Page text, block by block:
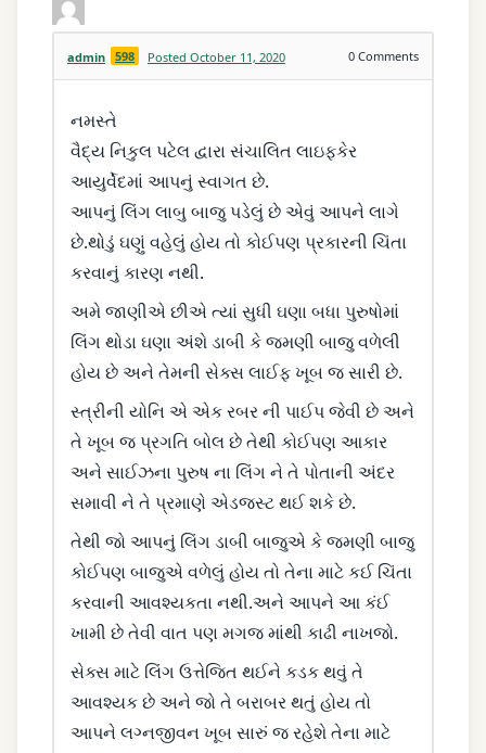
admin 598 Posted October 11, 2020 0 Comments
નમસ્તે
વૈદ્ય નિકુલ પટેલ દ્વારા સંચાલિત લાઇફકેર
આયુર્વેદમાં આપનું સ્વાગત છે.
આપનું લિંગ લાબુ બાજુ પડેલું છે એવું આપને લાગે
છે.થોડું ઘણું વહેલું હોય તો કોઈપણ પ્રકારની ચિંતા
કરવાનું કારણ નથી.
અમે જાણીએ છીએ ત્યાં સુધી ઘણા બધા પુરુષોમાં
લિંગ થોડા ઘણા અંશે ડાબી કે જમણી બાજુ વળેલી
હોય છે અને તેમની સેક્સ લાઈફ ખૂબ જ સારી છે.
સ્ત્રીની યોનિ એ એક રબર ની પાઈપ જેવી છે અને
તે ખૂબ જ પ્રગતિ બોલ છે તેથી કોઈપણ આકાર
અને સાઈઝના પુરુષ ના લિંગ ને તે પોતાની અંદર
સમાવી ને તે પ્રમાણે એડજસ્ટ થઈ શકે છે.
તેથી જો આપનું લિંગ ડાબી બાજુએ કે જમણી બાજુ
કોઈપણ બાજુએ વળેલું હોય તો તેના માટે કઈ ચિંતા
કરવાની આવશ્યકતા નથી.અને આપને આ કંઈ
ખામી છે તેવી વાત પણ મગજ માંથી કાઢી નાખજો.
સેક્સ માટે લિંગ ઉત્તેજિત થઈને કડક થવું તે
આવશ્યક છે અને જો તે બરાબર થતું હોય તો
આપને લગ્નજીવન ખૂબ સારું જ રહેશે તેના માટે